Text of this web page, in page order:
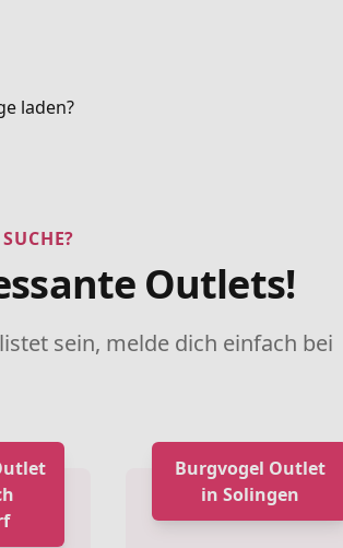
laden?
Outlets!
sein, melde dich einfach bei
Burgvogel Outlet
in Solingen